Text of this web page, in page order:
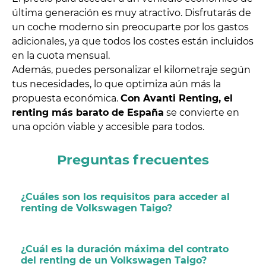
última generación es muy atractivo. Disfrutarás de
un coche moderno sin preocuparte por los gastos
adicionales, ya que todos los costes están incluidos
en la cuota mensual.
Además, puedes personalizar el kilometraje según
tus necesidades, lo que optimiza aún más la
propuesta económica. Con Avanti Renting, el
renting más barato de España se convierte en
una opción viable y accesible para todos.
Preguntas frecuentes
¿Cuáles son los requisitos para acceder al
renting de Volkswagen Taigo?
¿Cuál es la duración máxima del contrato
del renting de un Volkswagen Taigo?